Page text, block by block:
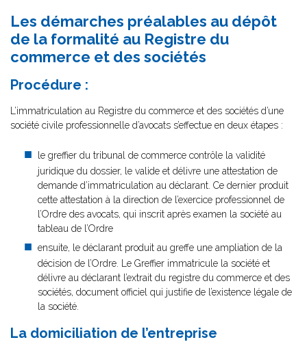
Les démarches préalables au dépôt
de la formalité au Registre du
commerce et des sociétés
Procédure :
L’immatriculation au Registre du commerce et des sociétés d’une
société civile professionnelle d’avocats s’effectue en deux étapes :
le greffier du tribunal de commerce contrôle la validité
juridique du dossier, le valide et délivre une attestation de
demande d’immatriculation au déclarant. Ce dernier produit
cette attestation à la direction de l’exercice professionnel de
l’Ordre des avocats, qui inscrit après examen la société au
tableau de l’Ordre
ensuite, le déclarant produit au greffe une ampliation de la
décision de l’Ordre. Le Greffier immatricule la société et
délivre au déclarant l’extrait du registre du commerce et des
sociétés, document officiel qui justifie de l’existence légale de
la société.
La domiciliation de l’entreprise